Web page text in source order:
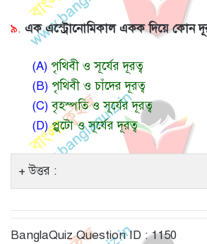
৯. এক এস্ট্রোনোমিকাল একক দিয়ে কোন
(A) পৃথিবী ও সূর্যের দূরত্ব
(B) পৃথিবী ও চাঁদের দূরত্ব
(C)বৃহস্পতি ও সূর্যের দূরত্ব
(D)প্লুটো ও সূর্যের দূরত্ব
উত্তর :
BanglaQuiz Question ID : 1150